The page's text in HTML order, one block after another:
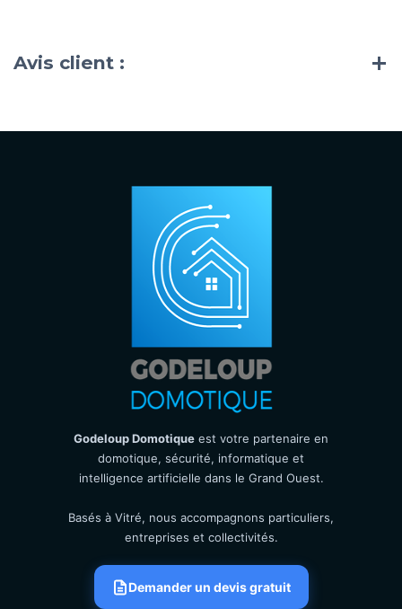
Avis client :
Godeloup Domotique est votre partenaire en
domotique, sécurité, informatique et
intelligence artificielle dans le Grand Ouest.
Basés à Vitré, nous accompagnons particuliers,
entreprises et collectivités.
Demander un devis gratuit